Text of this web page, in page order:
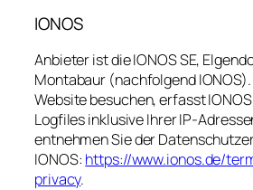
IONOS
Anbieter ist die IONOS SE,
Montabaur (nachfolgend
Website besuchen, erfasst
Logfiles inklusive Ihrer IP-
entnehmen Sie der
IONOS: https://www.ionos.de/
privacy.